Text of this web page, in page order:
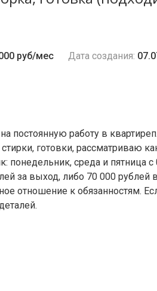
руб/мес Дата создания:
постоянную работу в
готовки, рассматриваю
среда и пятница с
за выход, либо 70 000 рублей
отношение к обязанностям.